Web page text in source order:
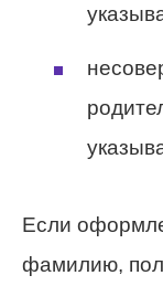
Если
фамилию,